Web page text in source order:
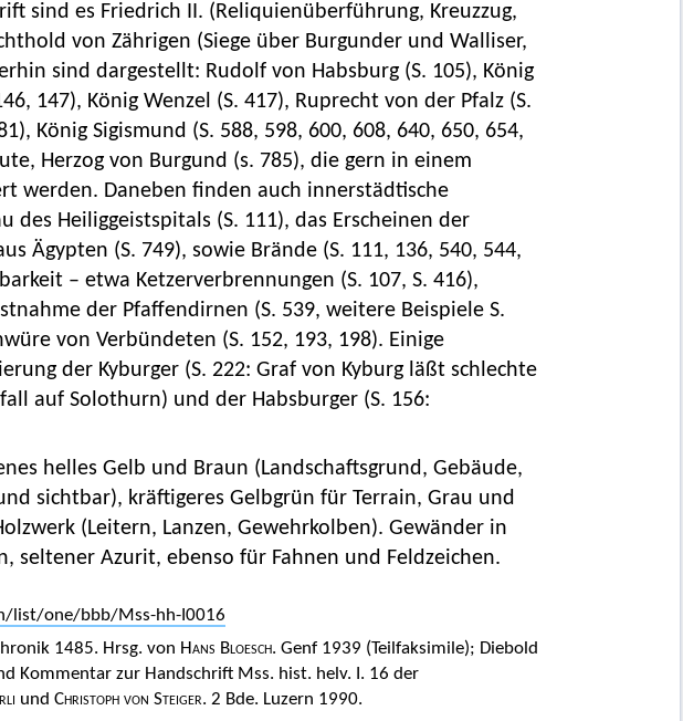
sind es Friedrich II. (Reliquienüberführung, Kreuzzug,
von Zährigen (Siege über Burgunder und Walliser,
sind dargestellt: Rudolf von Habsburg (S. 105), König
147), König Wenzel (S. 417), Ruprecht von der Pfalz (S.
König Sigismund (S. 588, 598, 600, 608, 640, 650, 654,
Herzog von Burgund (s. 785), die gern in einem
werden. Daneben finden auch innerstädtische
des Heiliggeistspitals (S. 111), das Erscheinen der
Ägypten (S. 749), sowie Brände (S. 111, 136, 540, 544,
– etwa Ketzerverbrennungen (S. 107, S. 416),
der Pfaffendirnen (S. 539, weitere Beispiele S.
von Verbündeten (S. 152, 193, 198). Einige
der Kyburger (S. 222: Graf von Kyburg läßt schlechte
auf Solothurn) und der Habsburger (S. 156:
helles Gelb und Braun (Landschaftsgrund, Gebäude,
sichtbar), kräftigeres Gelbgrün für Terrain, Grau und
(Leitern, Lanzen, Gewehrkolben). Gewänder in
seltener Azurit, ebenso für Fahnen und Feldzeichen.
list/one/bbb/Mss-hh-I0016
1485. Hrsg. von Hans Bloesch. Genf 1939 (Teilfaksimile); Diebold
Kommentar zur Handschrift Mss. hist. helv. I. 16 der
und Christoph von Steiger. 2 Bde. Luzern 1990.